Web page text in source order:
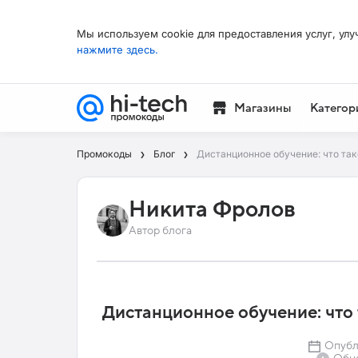
Мы используем cookie для предоставления услуг,
нажмите здесь.
Магазины
Промокоды Блог Дистанционное обучение: что
Никита Фролов
Автор блога
Дистанционное обучение: